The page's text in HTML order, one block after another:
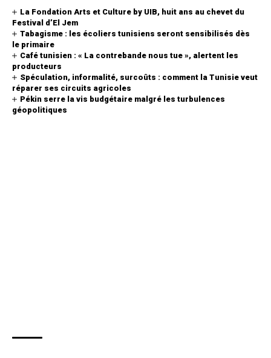
La Fondation Arts et Culture by UIB, huit ans au chevet du
Festival d’El Jem
Tabagisme : les écoliers tunisiens seront sensibilisés dès
le primaire
Café tunisien : « La contrebande nous tue », alertent les
producteurs
Spéculation, informalité, surcoûts : comment la Tunisie veut
réparer ses circuits agricoles
Pékin serre la vis budgétaire malgré les turbulences
géopolitiques